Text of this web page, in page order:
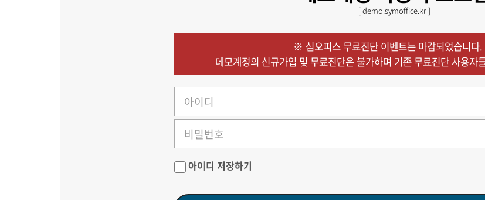
[ demo.symoffice.kr ]
※ 심오피스 무료진단 이벤트는 마감되었습니
데모계정의 신규가입 및 무료진단은 불가하며 기존 무료진단 사용자
아이디 저장하기